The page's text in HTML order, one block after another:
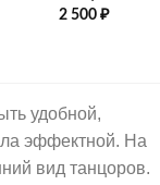
2 500 ₽
удобной,
эффектной. На
вид танцоров.